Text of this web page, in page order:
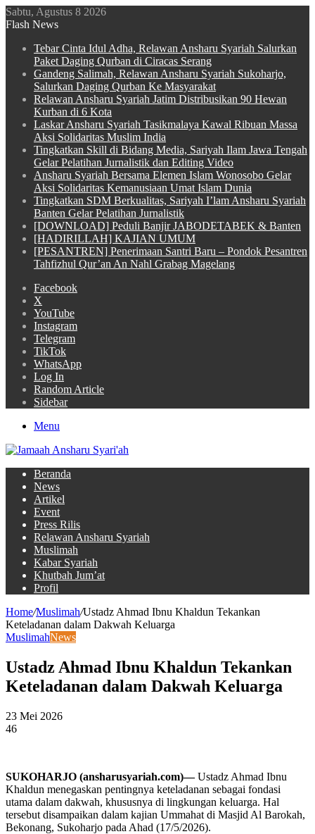
Sabtu, Agustus 8 2026
Flash News
Tebar Cinta Idul Adha, Relawan Ansharu Syariah Salurkan
Paket Daging Qurban di Ciracas Serang
Gandeng Salimah, Relawan Ansharu Syariah Sukoharjo,
Salurkan Daging Qurban Ke Masyarakat
Relawan Ansharu Syariah Jatim Distribusikan 90 Hewan
Kurban di 6 Kota
Laskar Ansharu Syariah Tasikmalaya Kawal Ribuan Massa
Aksi Solidaritas Muslim India
Tingkatkan Skill di Bidang Media, Sariyah Ilam Jawa Tengah
Gelar Pelatihan Jurnalistik dan Editing Video
Ansharu Syariah Bersama Elemen Islam Wonosobo Gelar
Aksi Solidaritas Kemanusiaan Umat Islam Dunia
Tingkatkan SDM Berkualitas, Sariyah I’lam Ansharu Syariah
Banten Gelar Pelatihan Jurnalistik
[DOWNLOAD] Peduli Banjir JABODETABEK & Banten
[HADIRILLAH] KAJIAN UMUM
[PESANTREN] Penerimaan Santri Baru – Pondok Pesantren
Tahfizhul Qur’an An Nahl Grabag Magelang
Facebook
X
YouTube
Instagram
Telegram
TikTok
WhatsApp
Log In
Random Article
Sidebar
Menu
Beranda
News
Artikel
Event
Press Rilis
Relawan Ansharu Syariah
Muslimah
Kabar Syariah
Khutbah Jum’at
Profil
Home/Muslimah/Ustadz Ahmad Ibnu Khaldun Tekankan
Keteladanan dalam Dakwah Keluarga
MuslimahNews
Ustadz Ahmad Ibnu Khaldun Tekankan
Keteladanan dalam Dakwah Keluarga
23 Mei 2026
46
SUKOHARJO (ansharusyariah.com)—Ustadz Ahmad Ibnu
Khaldun menegaskan pentingnya keteladanan sebagai fondasi
utama dalam dakwah, khususnya di lingkungan keluarga. Hal
tersebut disampaikan dalam kajian Ummahat di Masjid Al Barokah,
Bekonang, Sukoharjo pada Ahad (17/5/2026).